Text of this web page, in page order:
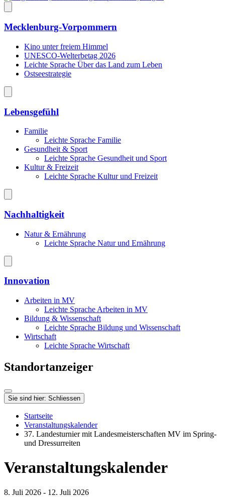
Mecklenburg-Vorpommern
Kino unter freiem Himmel
UNESCO-Welterbetag 2026
Leichte Sprache Über das Land zum Leben
Ostseestrategie
Lebensgefühl
Familie
Leichte Sprache Familie
Gesundheit & Sport
Leichte Sprache Gesundheit und Sport
Kultur & Freizeit
Leichte Sprache Kultur und Freizeit
Nachhaltigkeit
Natur & Ernährung
Leichte Sprache Natur und Ernährung
Innovation
Arbeiten in MV
Leichte Sprache Arbeiten in MV
Bildung & Wissenschaft
Leichte Sprache Bildung und Wissenschaft
Wirtschaft
Leichte Sprache Wirtschaft
Standortanzeiger
Sie sind hier: Schliessen
Startseite
Veranstaltungskalender
37. Landesturnier mit Landesmeisterschaften MV im Spring-
und Dressurreiten
Veranstaltungskalender
8. Juli 2026 ‐ 12. Juli 2026